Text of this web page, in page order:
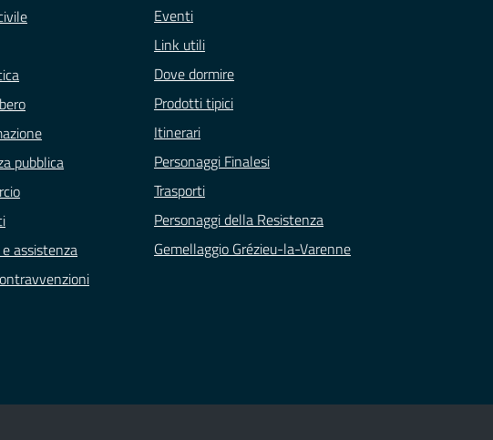
pubblica
assistenza
Eventi
Link utili
Dove dormire
Prodotti tipici
Itinerari
Personaggi Finalesi
Trasporti
Personaggi della Resistenza
Gemellaggio Grézieu-la-Varenne